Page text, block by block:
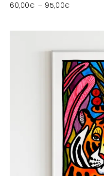
60,00€ – 95,00€